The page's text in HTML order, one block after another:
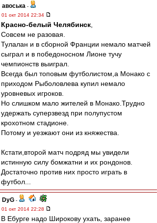
авоська -
01 окт 2014 22:34
Красно-белый Челябинск
Совсем не разовая.
Тулалан и в сборной Франции немало матчей
сыграл и в победоносном Лионе тучу
чемпионств выиграл.
Всегда был топовым футболистом,а Монако с
приходом Рыболовлева купил немало
уровневых игроков.
Но слишком мало жителей в Монако.Трудно
удержать суперзвезд при полупустом
крохотном стадионе.
Потому и уезжают они из княжества.
Кстати,второй матч подряд мы увидели
истинную силу бомжатни и их рондонов.
Достаточно против них просто играть в
футбол...
DyG -
01 окт 2014 22:28
В Ебурге надо Широкову ухать, заранее